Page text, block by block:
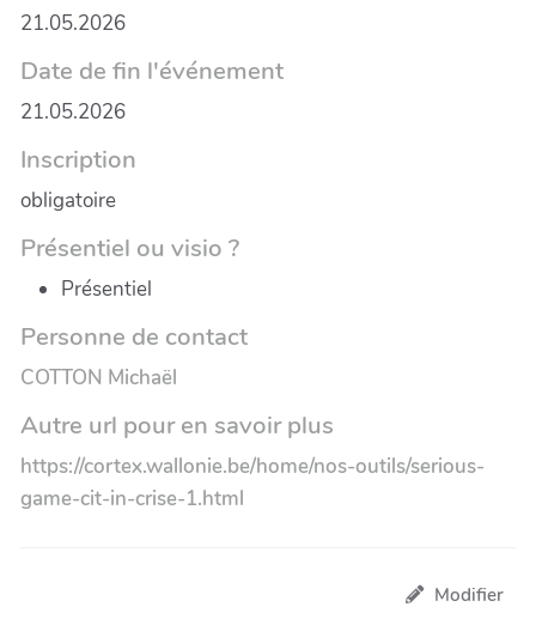
21.05.2026
Date de fin l'événement
21.05.2026
Inscription
obligatoire
Présentiel ou visio ?
Présentiel
Personne de contact
COTTON Michaël
Autre url pour en savoir plus
https://cortex.wallonie.be/home/nos-outils/serious-
game-cit-in-crise-1.html
Modifier